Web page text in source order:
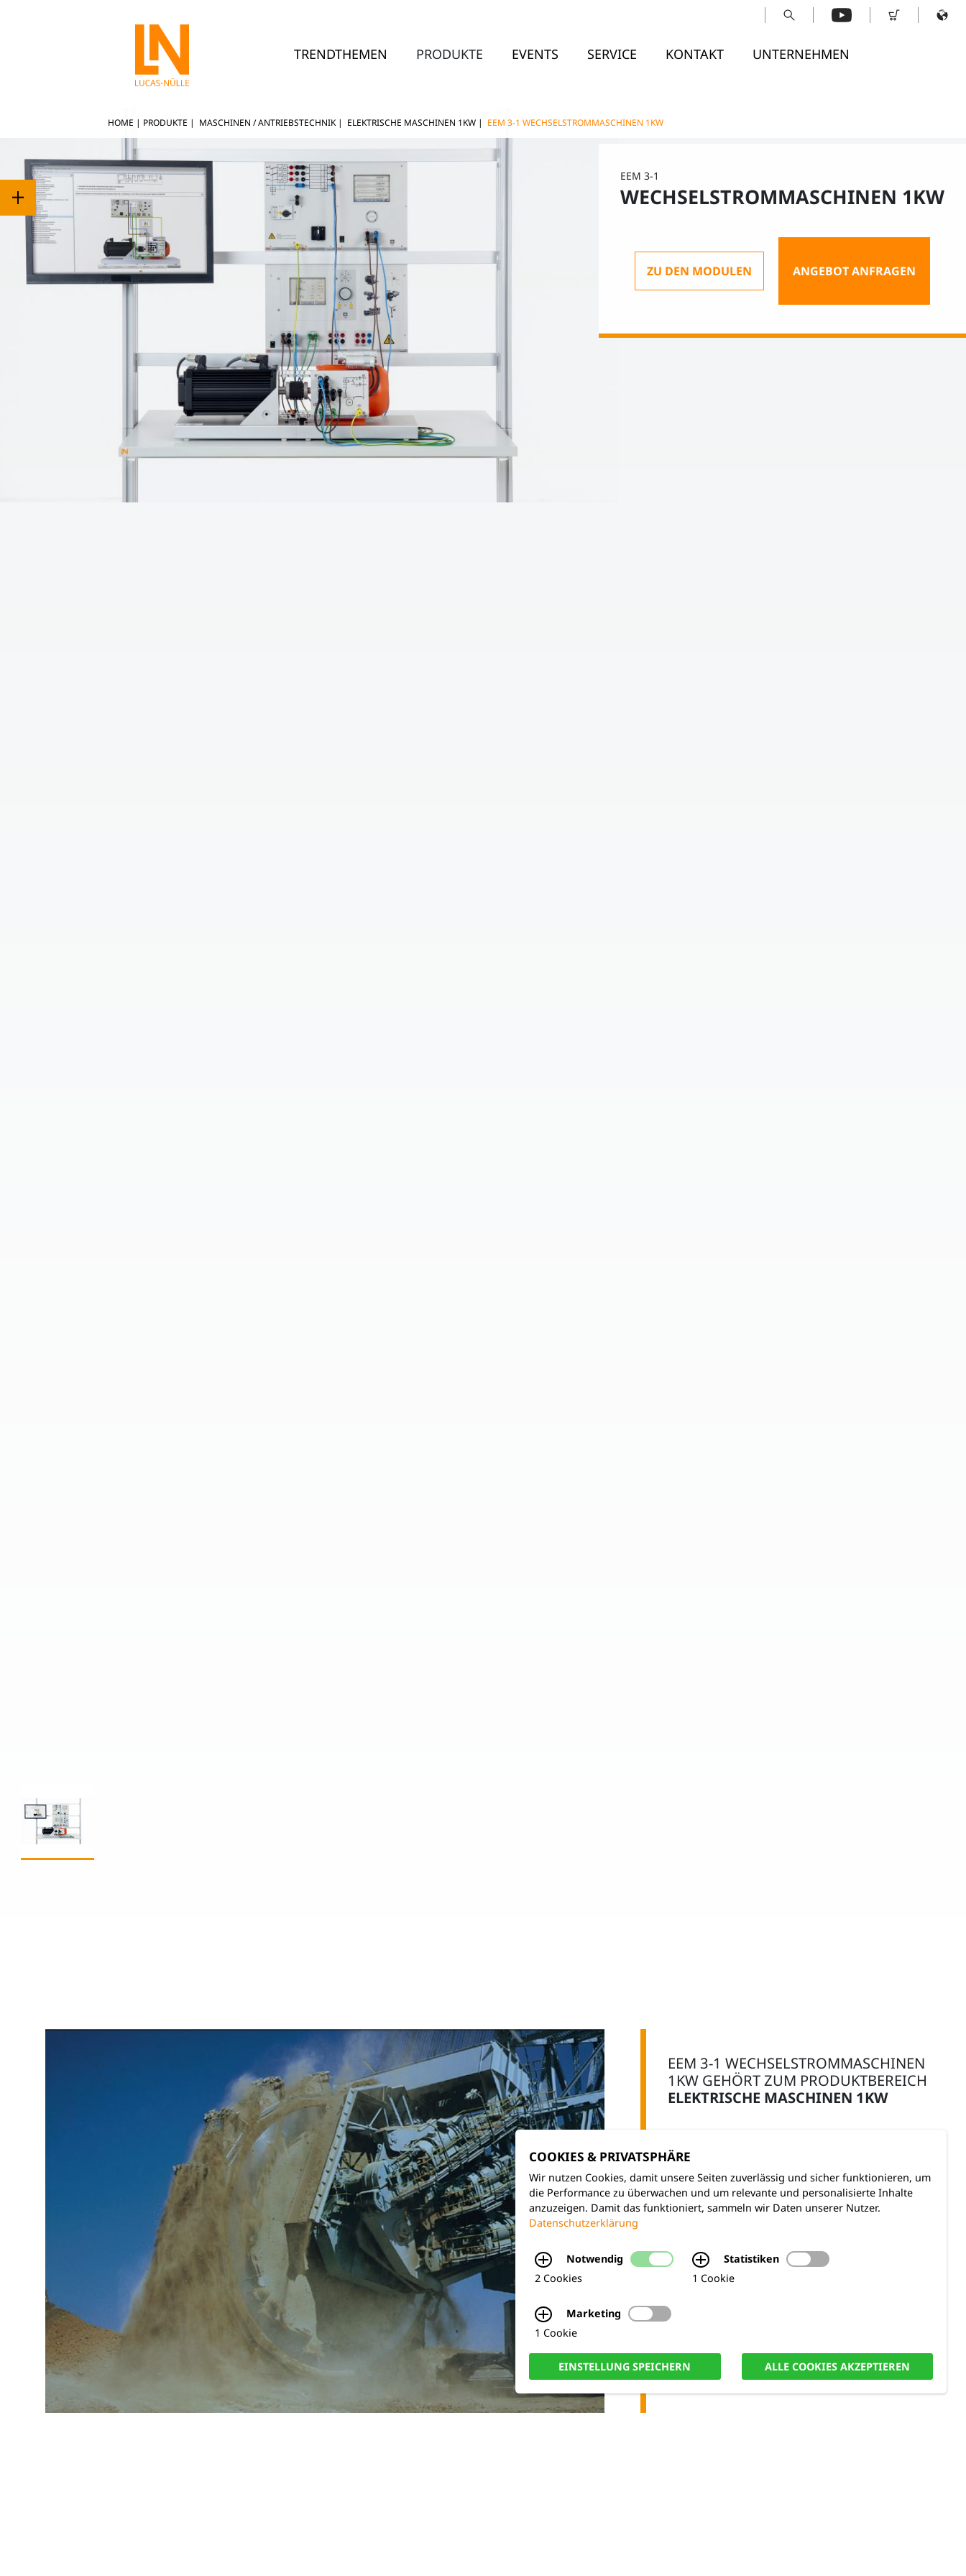
TRENDTHEMEN PRODUKTE EVENTS SERVICE KONTAKT UNTERNEHMEN
HOME | PRODUKTE | MASCHINEN / ANTRIEBSTECHNIK | ELEKTRISCHE MASCHINEN 1KW | EEM 3-1 WECHSELSTROMMASCHINEN 1KW
EEM 3-1
WECHSELSTROMMASCHINEN 1KW
ZU DEN MODULEN ANGEBOT ANFRAGEN
EEM 3-1 WECHSELSTROMMASCHINEN
1KW GEHÖRT ZUM PRODUKTBEREICH
ELEKTRISCHE MASCHINEN 1KW
COOKIES & PRIVATSPHÄRE
Wir nutzen Cookies, damit unsere Seiten zuverlässig und sicher funktionieren, um
die Performance zu überwachen und um relevante und personalisierte Inhalte
anzuzeigen. Damit das funktioniert, sammeln wir Daten unserer Nutzer.
Datenschutzerklärung
Notwendig
2 Cookies
Statistiken
1 Cookie
Marketing
1 Cookie
EINSTELLUNG SPEICHERN ALLE COOKIES AKZEPTIEREN